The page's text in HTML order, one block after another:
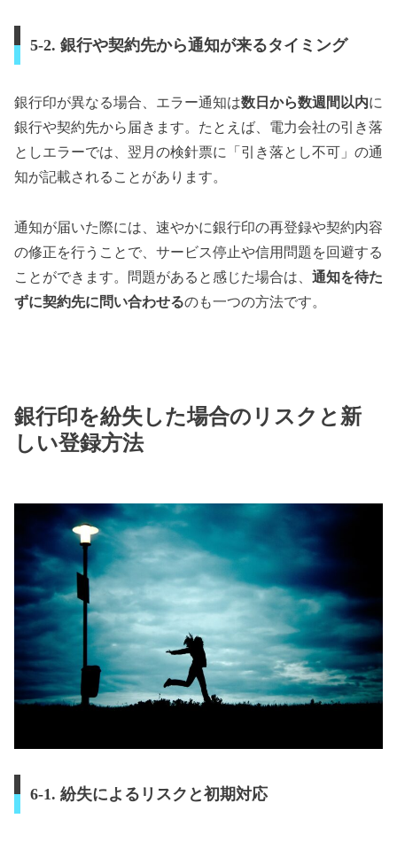
5-2. 銀行や契約先から通知が来るタイミング
銀行印が異なる場合、エラー通知は数日から数週間以内に
銀行や契約先から届きます。たとえば、電力会社の引き落
としエラーでは、翌月の検針票に「引き落とし不可」の通
知が記載されることがあります。
通知が届いた際には、速やかに銀行印の再登録や契約内容
の修正を行うことで、サービス停止や信用問題を回避する
ことができます。問題があると感じた場合は、 通知を待た
ずに契約先に問い合わせるのも一つの方法です。
銀行印を紛失した場合のリスクと新
しい登録方法
6-1. 紛失によるリスクと初期対応